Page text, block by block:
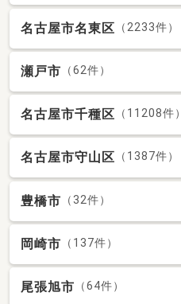
名古屋市名東区 （2233件）
瀬戸市 （62件）
名古屋市千種区 （11208件）
名古屋市守山区 （1387件）
豊橋市 （32件）
岡崎市 （137件）
尾張旭市 （64件）